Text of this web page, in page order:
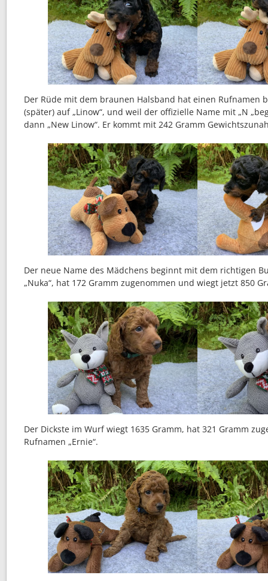
Der Rüde mit dem braunen Halsband hat einen Rufnamen
(später) auf „Linow“, und weil der offizielle Name mit „N
dann „New Linow“. Er kommt mit 242 Gramm
Der neue Name des Mädchens beginnt mit dem richtigen
„Nuka“, hat 172 Gramm zugenommen und wiegt jetzt 850
Der Dickste im Wurf wiegt 1635 Gramm, hat 321 Gramm
Rufnamen „Ernie“.